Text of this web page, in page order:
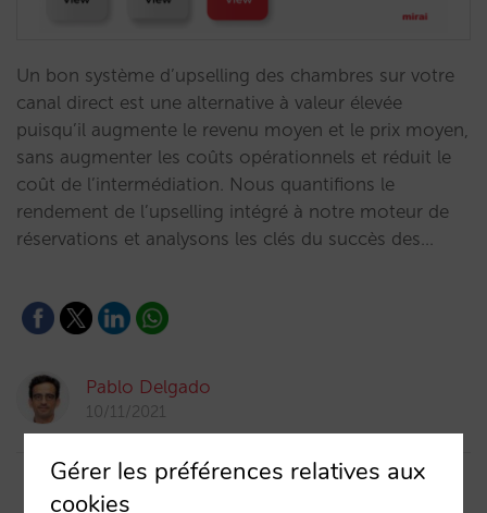
Un bon système d’upselling des chambres sur votre
canal direct est une alternative à valeur élevée
puisqu’il augmente le revenu moyen et le prix moyen,
sans augmenter les coûts opérationnels et réduit le
coût de l’intermédiation. Nous quantifions le
rendement de l’upselling intégré à notre moteur de
réservations et analysons les clés du succès des…
Pablo Delgado
10/11/2021
Gérer les préférences relatives aux
cookies